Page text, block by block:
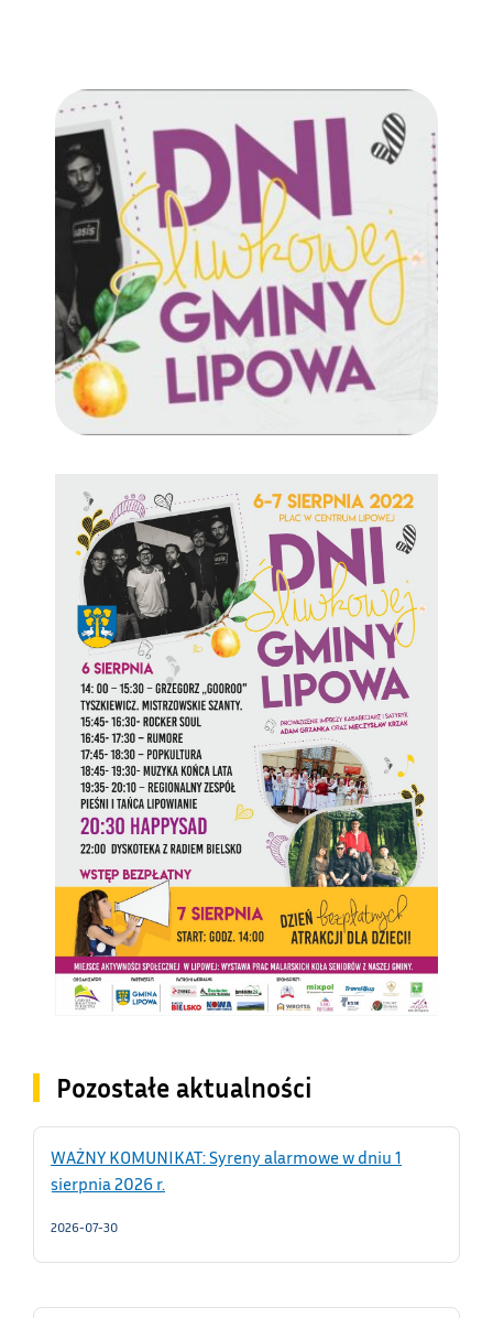
Pozostałe aktualności
WAŻNY KOMUNIKAT: Syreny alarmowe w dniu 1
sierpnia 2026 r.
2026-07-30